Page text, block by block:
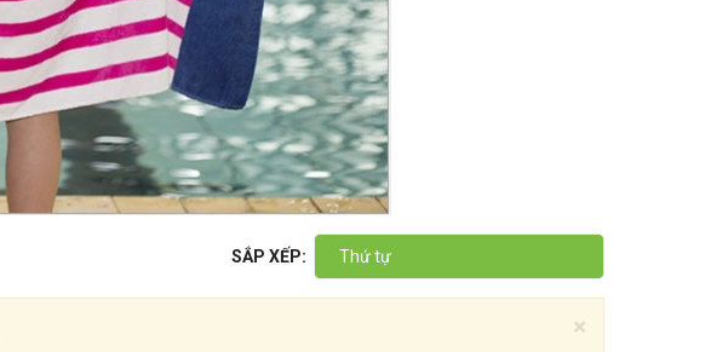
SẮP XẾP: Thứ tự
×